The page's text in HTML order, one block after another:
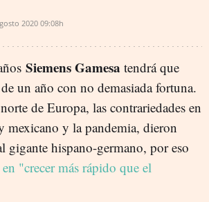
2020 09:08h
Siemens Gamesa tendrá que
un año con no demasiada fortuna.
de Europa, las contrariedades en
mexicano y la pandemia, dieron
gigante hispano-germano, por eso
en "crecer más rápido que el